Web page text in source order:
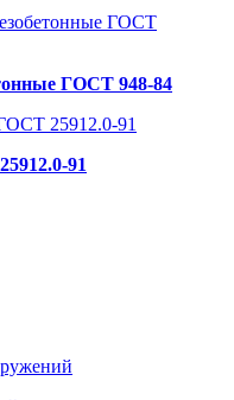
ГОСТ 948-84
91